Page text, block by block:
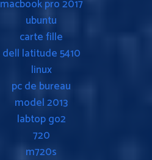
macbook pro 2017
ubuntu
carte fille
dell latitude 5410
linux
pc de bureau
model 2013
labtop go2
720
m720s